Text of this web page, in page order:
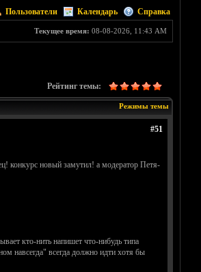
Пользователи Календарь Справка
Текущее время: 08-08-2026, 11:43 AM
Рейтинг темы:
Режимы темы
#51
конкурс новый замутил! а модератор Петя-
кто-нить напишет что-нибудь типа
навсегда" всегда должно идти хотя бы